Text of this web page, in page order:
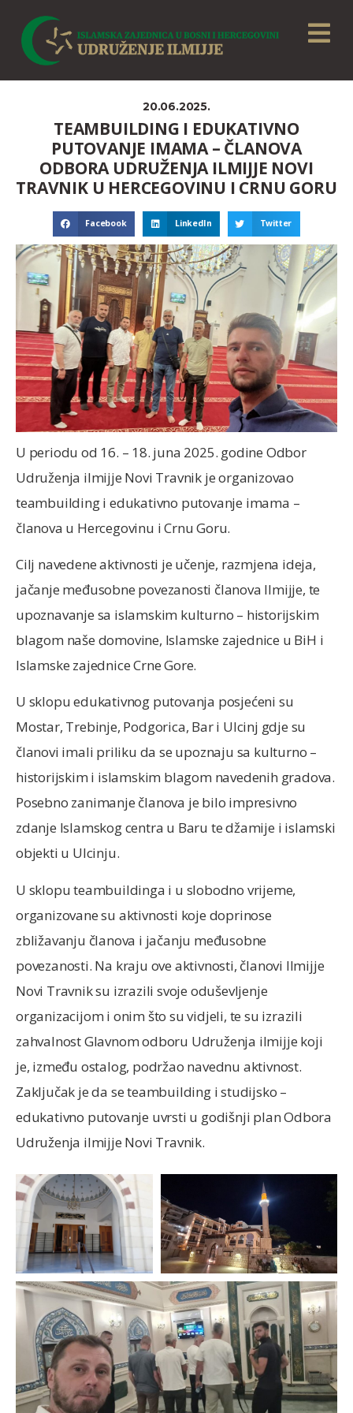
20.06.2025.
TEAMBUILDING I EDUKATIVNO
PUTOVANJE IMAMA – ČLANOVA
ODBORA UDRUŽENJA ILMIJJE NOVI
TRAVNIK U HERCEGOVINU I CRNU GORU
Facebook LinkedIn Twitter
U periodu od 16. – 18. juna 2025. godine Odbor
Udruženja ilmijje Novi Travnik je organizovao
teambuilding i edukativno putovanje imama –
članova u Hercegovinu i Crnu Goru.
Cilj navedene aktivnosti je učenje, razmjena ideja,
jačanje međusobne povezanosti članova Ilmijje, te
upoznavanje sa islamskim kulturno – historijskim
blagom naše domovine, Islamske zajednice u BiH i
Islamske zajednice Crne Gore.
U sklopu edukativnog putovanja posjećeni su
Mostar, Trebinje, Podgorica, Bar i Ulcinj gdje su
članovi imali priliku da se upoznaju sa kulturno –
historijskim i islamskim blagom navedenih gradova.
Posebno zanimanje članova je bilo impresivno
zdanje Islamskog centra u Baru te džamije i islamski
objekti u Ulcinju.
U sklopu teambuildinga i u slobodno vrijeme,
organizovane su aktivnosti koje doprinose
zbližavanju članova i jačanju međusobne
povezanosti. Na kraju ove aktivnosti, članovi Ilmijje
Novi Travnik su izrazili svoje oduševljenje
organizacijom i onim što su vidjeli, te su izrazili
zahvalnost Glavnom odboru Udruženja ilmijje koji
je, između ostalog, podržao navednu aktivnost.
Zaključak je da se teambuilding i studijsko –
edukativno putovanje uvrsti u godišnji plan Odbora
Udruženja ilmijje Novi Travnik.